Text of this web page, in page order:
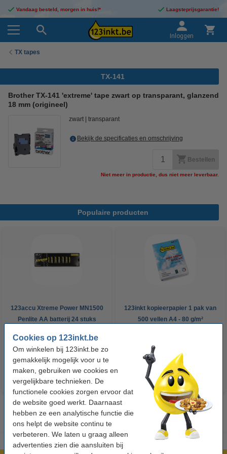
Cookies op 123inkt.be
Om winkelen bij 123inkt.be zo
gemakkelijk mogelijk voor u te
maken, gebruiken we cookies en
vergelijkbare technieken. De
functionele cookies zorgen ervoor dat
de website goed werkt. Daarnaast
hebben ze een analytische functie die
ons helpt de website continu te
verbeteren. We laten u graag alleen
advertenties zien die aansluiten bij
Vandaag besteld, morgen in huis!* Laagsteprijsgarantie!
Inloggen
TX tapes
TX-141
Brother TX-141 'extreme' tape zwart op transparant, glanzend
18 mm (origineel)
zwart transparant
Bekijk de specificaties en omschrijving
Bestellen
Niet meer in productie, dus niet meer leverbaar.
Populaire producten
123accu Xtreme Power MN1500
Penlite AA batterij 24 stuks
123inkt kopieerpapier 1 pak van
500 vellen A4 - 80 g/m²
€ 7,25